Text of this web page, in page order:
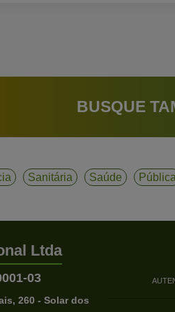
BUSQUE
Sanitária Saúde Pública
Ltda
03
260 - Solar dos